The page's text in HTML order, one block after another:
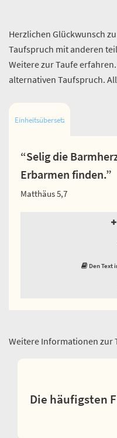
Herzlichen Glückwunsch
Taufspruch mit anderen
Weitere zur Taufe
alternativen Taufspruch.
Einheitsübersetzung
“Selig die
Erbarmen finden.”
Matthäus 5,7
Den Text
Weitere Informationen zur
Die häufigsten